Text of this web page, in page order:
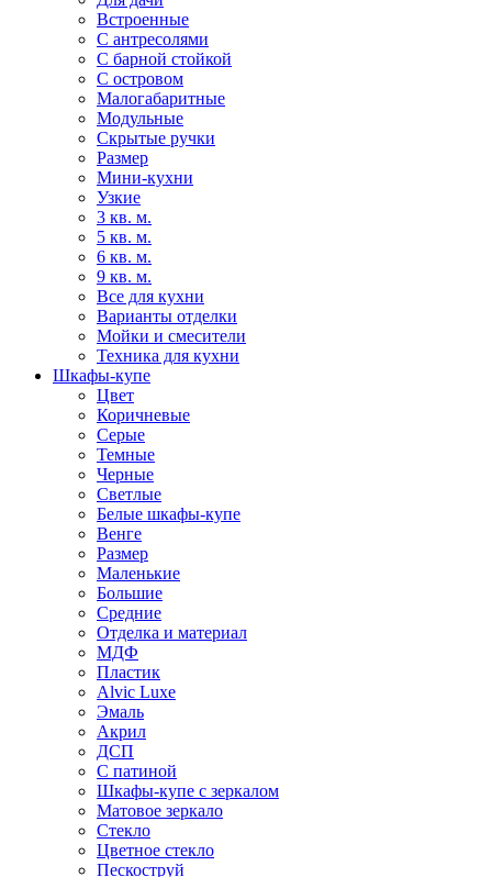
Встроенные
С антресолями
С барной стойкой
С островом
Малогабаритные
Модульные
Скрытые ручки
Размер
Мини-кухни
Узкие
3 кв. м.
5 кв. м.
6 кв. м.
9 кв. м.
Все для кухни
Варианты отделки
Мойки и смесители
Техника для кухни
Шкафы-купе
Цвет
Коричневые
Серые
Темные
Черные
Светлые
Белые шкафы-купе
Венге
Размер
Маленькие
Большие
Средние
Отделка и материал
МДФ
Пластик
Alvic Luxe
Эмаль
Акрил
ДСП
С патиной
Шкафы-купе с зеркалом
Матовое зеркало
Стекло
Цветное стекло
Пескоструй